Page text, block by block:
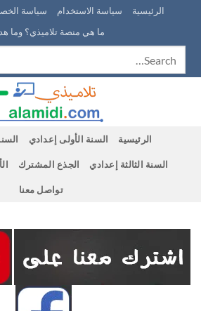
content
الرئيسية سياسة الاستخدام سياسة
ما هي منصة تلاميذي؟ وما
الرئيسية السنة الأولى إعدادي
السنة الثالثة إعدادي الجذع المشترك
تواصل معنا